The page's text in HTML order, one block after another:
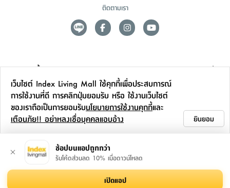
ติดตามเรา
ดูแลลูกค้า
สาขาและการบริการ
ข้อมูลเพิ่มเติม
เว็บไซต์ Index Living Mall ใช้คุกกี้เพื่อประสบการณ์
การใช้งานที่ดี การคลิกปุ่มยอมรับ หรือ ใช้งานเว็บไซต์
ของเราถือเป็นการยอมรับนโยบายการใช้งานคุกกี้และ
เตือนภัย!! อย่าหลงเชื่อบุคคลแอบอ้าง
ยินยอม
ช้อปบนแอปถูกกว่า
รับโค้ดส่วนลด 10% เมื่อดาวน์โหลด
เปิดแอป